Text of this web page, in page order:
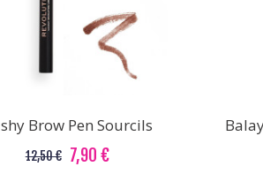
Brow Pen Sourcils
12,50 € 7,90 €